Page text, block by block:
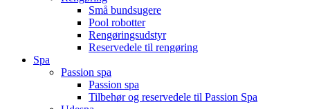
Små bundsugere
Pool robotter
Rengøringsudstyr
Reservedele til rengøring
Spa
Passion spa
Passion spa
Tilbehør og reservedele til Passion Spa